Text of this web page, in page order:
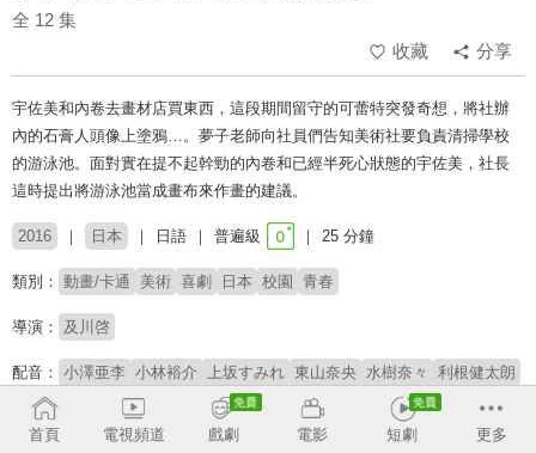
全 12 集
收藏
分享
宇佐美和內卷去畫材店買東西，這段期間留守的可蕾特突發奇想，將社辦
內的石膏人頭像上塗鴉…。夢子老師向社員們告知美術社要負責清掃學校
的游泳池。面對實在提不起幹勁的內卷和已經半死心狀態的宇佐美，社長
這時提出將游泳池當成畫布來作畫的建議。
2016 日本 日語 普遍級 25 分鐘
類別： 動畫/卡通 美術 喜劇 日本 校園 青春
導演： 及川啓
配音： 小澤亜李 小林裕介 上坂すみれ 東山奈央 水樹奈々
利根健太朗
徳井青空 しもがまちあき 丸塚香奈 田中あいみ 小松未可子
掛川裕彦 佐倉綾音
首頁 電視頻道 戲劇 電影 短劇 更多